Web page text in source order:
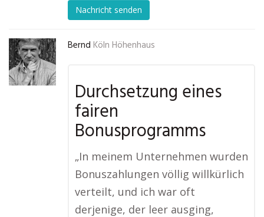
Nachricht senden
Bernd Köln Höhenhaus
Durchsetzung eines
fairen
Bonusprogramms
„In meinem Unternehmen wurden
Bonuszahlungen völlig willkürlich
verteilt, und ich war oft
derjenige, der leer ausging,